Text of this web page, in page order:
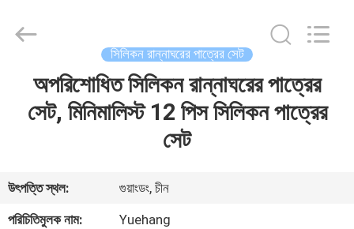
আমাদের
সম্পর্কে
Trading
Co.,Ltd..
সিলিকন রান্নাঘরের পাত্রের সেট
অপরিশোধিত সিলিকন রান্নাঘরের পাত্রের
সেট, মিনিমালিস্ট 12 পিস সিলিকন পাত্রের
সেট
উৎপত্তি স্থল:
গুয়াংডং, চীন
পরিচিতিমুলক নাম:
Yuehang